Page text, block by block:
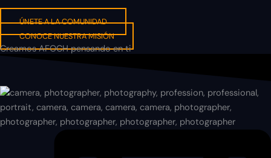
ÚNETE A LA COMUNIDAD
CONOCE NUESTRA MISIÓN
Creamos AFOCH pensando en ti